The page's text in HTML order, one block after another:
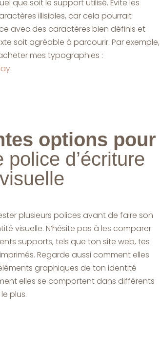
que soit le support utilisé. Évite les
illisibles, car cela pourrait
avec des caractères bien définis et
soit agréable à parcourir. Par exemple,
mes typographies :
.
options pour
d’écriture
plusieurs polices avant de faire son
visuelle. N’hésite pas à les comparer
supports, tels que ton site web, tes
Regarde aussi comment elles
graphiques de ton identité
elles se comportent dans différents
plus.